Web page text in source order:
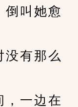
倒叫她愈
没有那么
，一边在